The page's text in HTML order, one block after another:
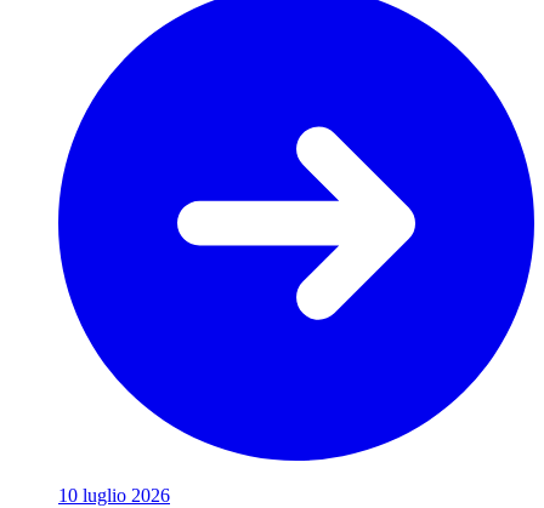
10 luglio 2026